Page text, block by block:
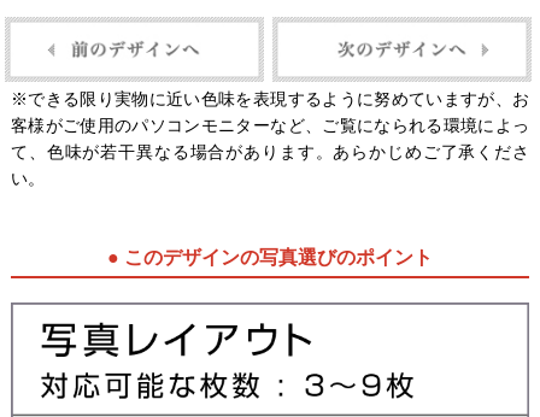
※できる限り実物に近い色味を表現するように努めていますが、お
客様がご使用のパソコンモニターなど、ご覧になられる環境によっ
て、色味が若干異なる場合があります。あらかじめご了承くださ
い。
● このデザインの写真選びのポイント